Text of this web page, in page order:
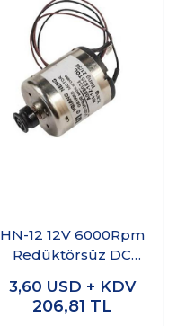
HN-12 12V 6000Rpm
Redüktörsüz DC
3,60 USD + KDV
206,81 TL